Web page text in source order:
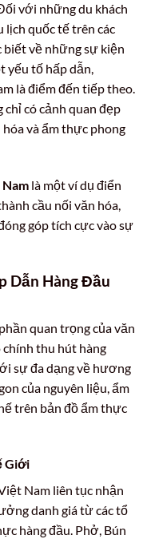
với những du khách
lịch quốc tế trên các
biết về những sự kiện
yếu tố hấp dẫn,
là điểm đến tiếp theo.
có cảnh quan đẹp
và ẩm thực phong
là một ví dụ điển
cầu nối văn hóa,
góp tích cực vào sự
Dẫn Hàng Đầu
quan trọng của văn
chính thu hút hàng
sự đa dạng về hương
của nguyên liệu, ẩm
trên bản đồ ẩm thực
Giới
Nam liên tục nhận
danh giá từ các tổ
hàng đầu. Phở, Bún